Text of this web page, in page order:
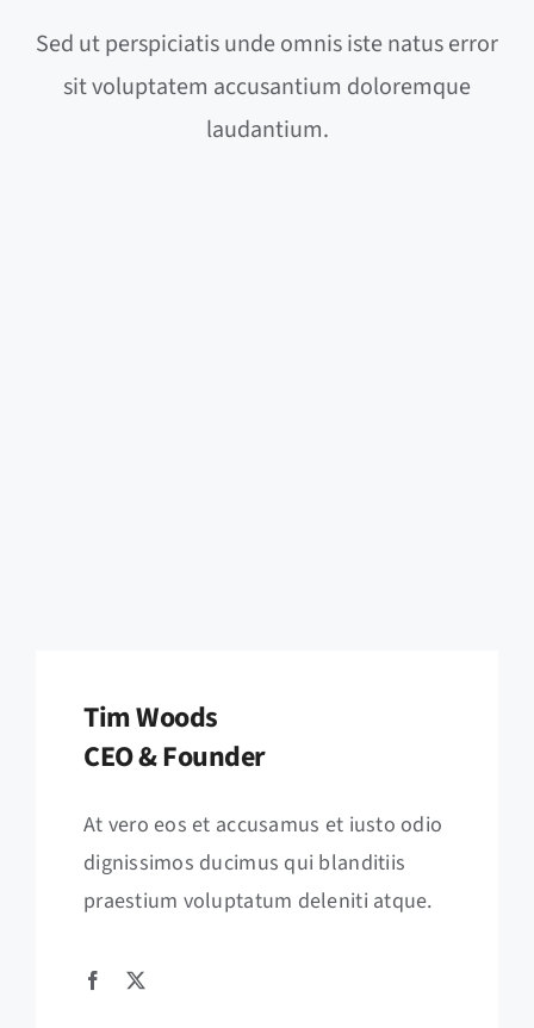
Sed ut perspiciatis unde omnis iste natus error
sit voluptatem accusantium doloremque
laudantium.
Tim Woods
CEO & Founder
At vero eos et accusamus et iusto odio
dignissimos ducimus qui blanditiis
praestium voluptatum deleniti atque.